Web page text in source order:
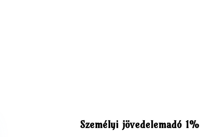
Személyi jövedelemadó 1%